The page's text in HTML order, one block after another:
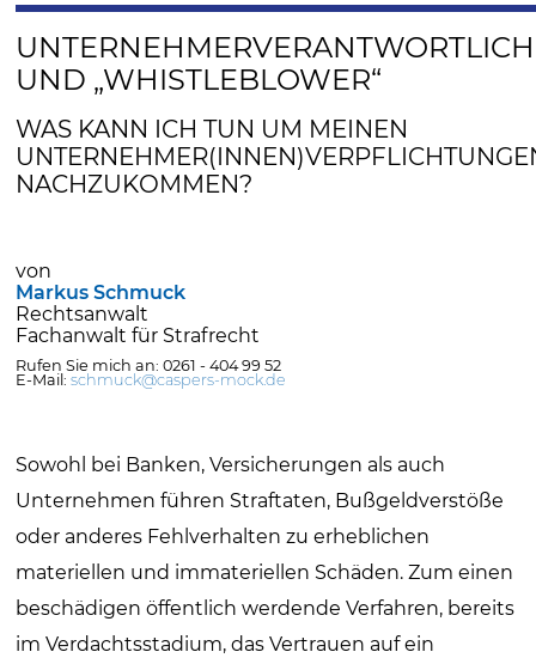
UND „WHISTLEBLOWER“
WAS KANN ICH TUN UM MEINEN
NACHZUKOMMEN?
von
Markus Schmuck
Rechtsanwalt
Fachanwalt für Strafrecht
Rufen Sie mich an: 0261 - 404 99 52
E-Mail:schmuck@caspers-mock.de
Sowohl bei Banken, Versicherungen als auch
Unternehmen führen Straftaten, Bußgeldverstöße
oder anderes Fehlverhalten zu erheblichen
materiellen und immateriellen Schäden. Zum einen
beschädigen öffentlich werdende Verfahren, bereits
im Verdachtsstadium, das Vertrauen auf ein